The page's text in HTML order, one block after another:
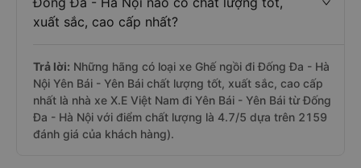
xuất sắc, cao cấp nhất?
Trả lời: Những hãng có loại xe Ghế ngồi đi Đống Đa - Hà
Nội Yên Bái - Yên Bái chất lượng tốt, xuất sắc, cao cấp
nhất là nhà xe X.E Việt Nam đi Yên Bái - Yên Bái từ Đống
Đa - Hà Nội với điểm chất lượng là 4.7/5 dựa trên 2159
đánh giá của khách hàng).